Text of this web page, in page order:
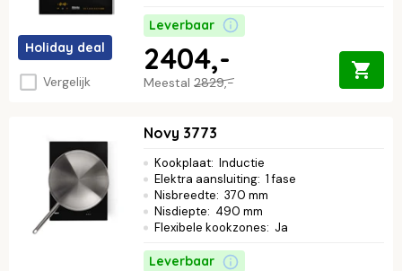
Holiday deal
Vergelijk
Leverbaar
Meestal 2829,-
2404,-
Novy 3773
Kookplaat: Inductie
Elektra aansluiting: 1 fase
Nisbreedte: 370 mm
Nisdiepte: 490 mm
Flexibele kookzones: Ja
Leverbaar